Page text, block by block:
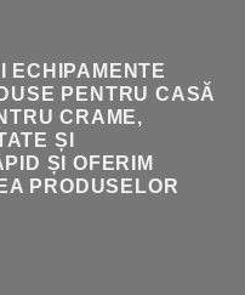
ECHIPAMENTE
PENTRU CASĂ
CRAME,
ȘI
ȘI OFERIM
PRODUSELOR